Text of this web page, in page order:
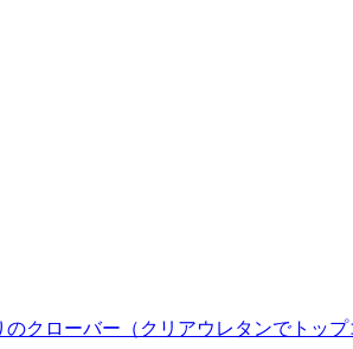
クローバー（クリアウレタンでトッ